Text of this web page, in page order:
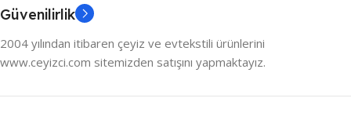
Güvenilirlik
2004 yılından itibaren çeyiz ve evtekstili ürünlerini
www.ceyizci.com sitemizden satışını yapmaktayız.